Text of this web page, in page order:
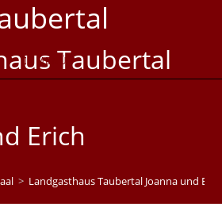
MENÜTaubertal
Erich
> Landgasthaus Taubertal Joanna und